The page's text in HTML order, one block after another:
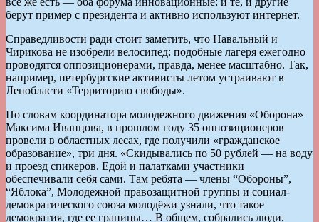
берут пример с президента и активно используют интернет.
Справедливости ради стоит заметить, что Навальный и
Чирикова не изобрели велосипед: подобные лагеря ежегодно
проводятся оппозиционерами, правда, менее масштабно. Так,
например, петербургские активисты летом устраивают в
Ленобласти «Территорию свободы».
По словам координатора молодежного движения «Оборона»
Максима Иванцова, в прошлом году 35 оппозиционеров
провели в областных лесах, где получили «гражданское
образование», три дня. «Скидывались по 50 рублей — на воду
и проезд спикеров. Едой и палатками участники
обеспечивали себя сами. Там ребята — члены “Обороны”,
“Яблока”, Молодежной правозащитной группы и социал-
демократического союза молодёжи узнали, что такое
демократия, где ее границы… В общем, собрались люди,